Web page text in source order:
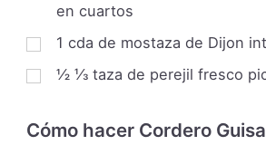
en cuartos
1 cda de mostaza de Dijon
½ ⅓ taza de perejil fresco
Cómo hacer Cordero